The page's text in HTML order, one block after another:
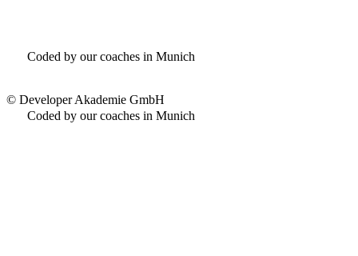
Coded by our coaches in Munich
© Developer Akademie GmbH
Coded by our coaches in Munich